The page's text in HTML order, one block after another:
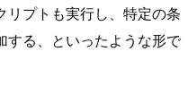
リプトも実行し、特定の条
する、といったような形で